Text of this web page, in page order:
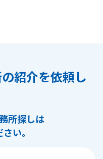
紹介を依頼し
所探しは
い。